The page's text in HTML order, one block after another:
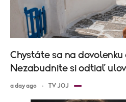
Chystáte sa na dovolenku
Nezabudnite si odtiaľ
a day ago TV JOJ